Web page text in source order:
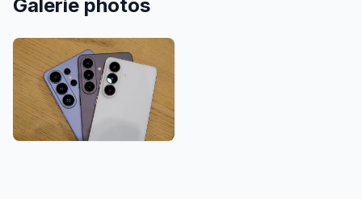
Galerie photos